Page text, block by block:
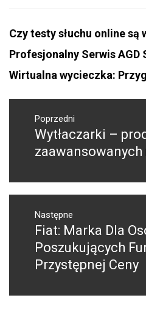
Czy testy słuchu online są
Profesjonalny Serwis AGD
Wirtualna wycieczka:
Nawigacja
wpisuPoprzedni
Poprzedni
wpis:
Wytłaczarki –
zaawansowanych
Następne
Następny
post:
Fiat: Marka Dla
Poszukujących
Przystępnej Ceny